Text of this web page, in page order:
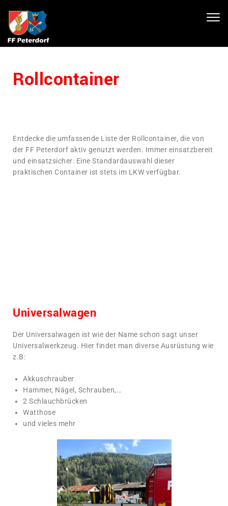
Rollcontainer
Entdecke die umfassende Liste der Rollcontainer, die von
der FF Peterdorf aktiv genutzt werden. Immer einsatzbereit
und einsatzsicher: Eine Standardauswahl dieser
praktischen Container ist stets im LKW verfügbar.
Universalwagen
Der Universalwagen ist wie der Name schon sagt unser
Universalwerkzeug. Hier findet man diverse Ausrüstung wie
z.B:
Akkuschrauber
Hammer, Nägel, Schrauben,…
2 Schlauchbrücken
Watthose
und vieles mehr